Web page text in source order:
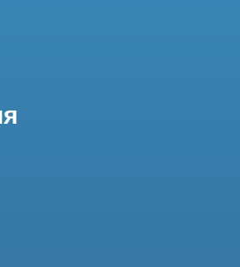
МРТ и КТ